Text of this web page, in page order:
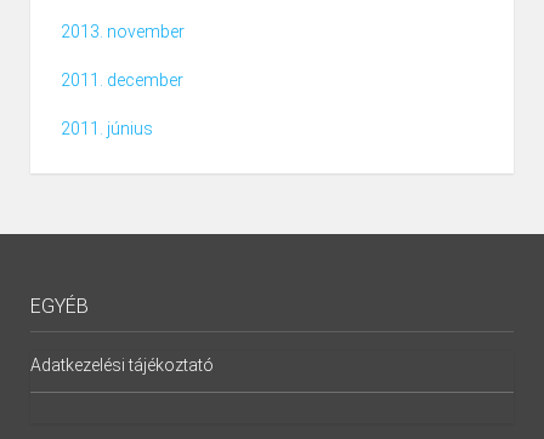
2013. november
2011. december
2011. június
EGYÉB
Adatkezelési tájékoztató